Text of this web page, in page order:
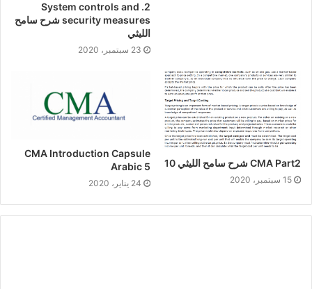
2. System controls and
security measures شرح سامح
الليثي
23 سبتمبر، 2020
CMA Part2 شرح سامح الليثي 10
15 سبتمبر، 2020
CMA Introduction Capsule
Arabic 5
24 يناير، 2020